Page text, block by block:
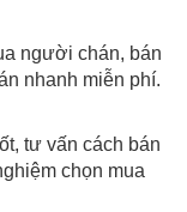
người chán, bán
nhanh miễn phí.
tư vấn cách bán
chọn mua